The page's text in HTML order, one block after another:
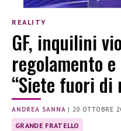
REALITY
GF, inquilini
regolamento
“Siete fuori di
ANDREA SANNA |20 OTTOBRE
GRANDE FRATELLO